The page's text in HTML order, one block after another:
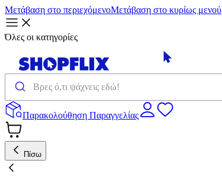
Μετάβαση στο περιεχόμενοΜετάβαση στο κυρίως μενού
Όλες οι κατηγορίες
Παρακολούθηση Παραγγελίας
Πίσω